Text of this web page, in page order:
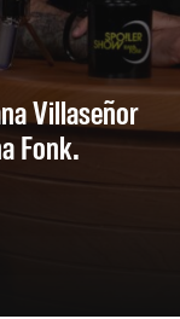
Villaseñor
Fonk.